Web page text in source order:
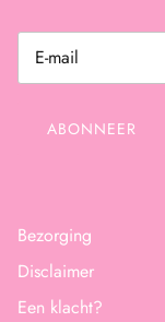
ABONNEER
Bezorging
Disclaimer
Een klacht?